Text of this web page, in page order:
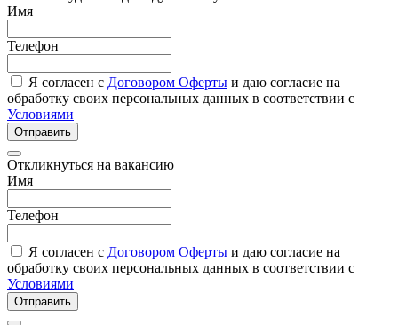
Имя
Телефон
Я согласен с Договором Оферты и даю согласие на
обработку своих персональных данных в соответствии с
Условиями
Отправить
Откликнуться на вакансию
Имя
Телефон
Я согласен с Договором Оферты и даю согласие на
обработку своих персональных данных в соответствии с
Условиями
Отправить